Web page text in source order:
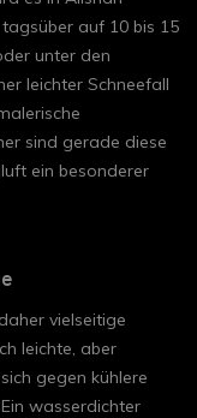
auf 10 bis 15
unter den
leichter Schneefall
sind gerade diese
ein besonderer
vielseitige
leichte, aber
gegen kühlere
wasserdichter